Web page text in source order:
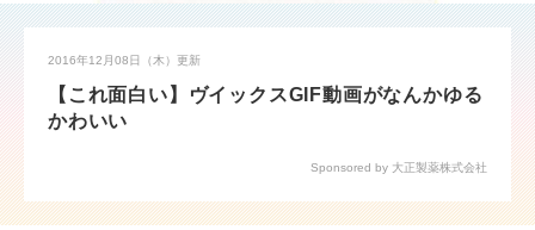
2016年12月08日（木） 更新
【これ面白い】ヴイックスGIF動画がなんかゆる
かわいい
Sponsored by 大正製薬株式会社